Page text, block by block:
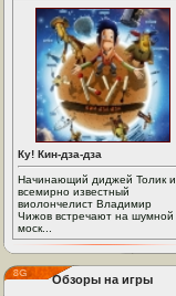
Ку! Кин-дза-дза
Начинающий диджей Толик и
всемирно известный
виолончелист Владимир
Чижов встречают на шумной
моск...
Обзоры на игры